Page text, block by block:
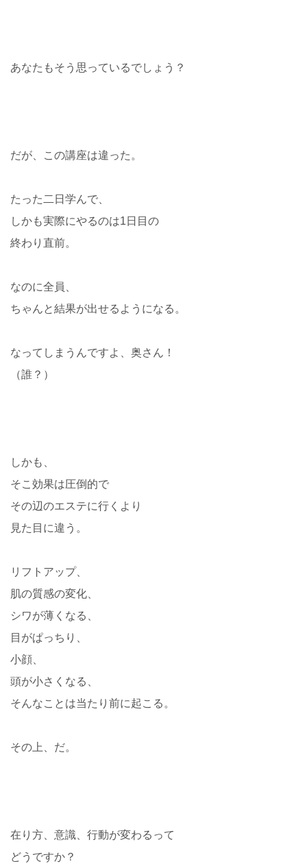
あなたもそう思っているでしょう？
だが、この講座は違った。
たった二日学んで、
しかも実際にやるのは1日目の
終わり直前。
なのに全員、
ちゃんと結果が出せるようになる。
なってしまうんですよ、奥さん！
（誰？）
しかも、
そこ効果は圧倒的で
その辺のエステに行くより
見た目に違う。
リフトアップ、
肌の質感の変化、
シワが薄くなる、
目がぱっちり、
小顔、
頭が小さくなる、
そんなことは当たり前に起こる。
その上、だ。
在り方、意識、行動が変わるって
どうですか？